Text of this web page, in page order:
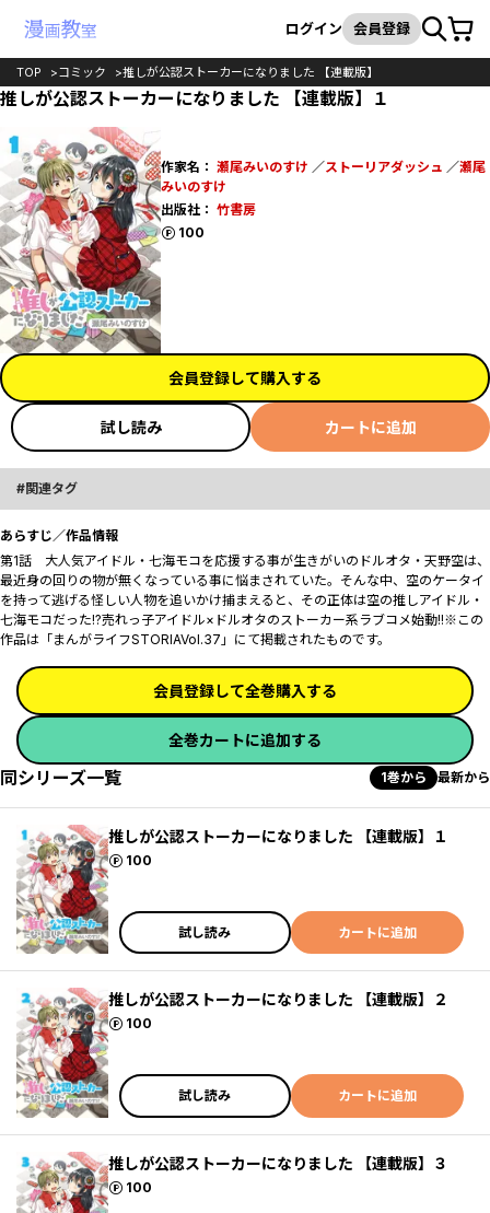
検索
ログイン 会員登録カート
TOP コミック 推しが公認ストーカーになりました 【連載版】
推しが公認ストーカーになりました 【連載版】１
作家名： 瀬尾みいのすけ ／ストーリアダッシュ ／瀬尾
みいのすけ
出版社： 竹書房
100
ポイント
会員登録して購入する
試し読み カートに追加
関連タグ
あらすじ／作品情報
第1話 大人気アイドル・七海モコを応援する事が生きがいのドルオタ・天野空は、
最近身の回りの物が無くなっている事に悩まされていた。そんな中、空のケータイ
を持って逃げる怪しい人物を追いかけ捕まえると、その正体は空の推しアイドル・
七海モコだった!?売れっ子アイドル×ドルオタのストーカー系ラブコメ始動!!※この
作品は「まんがライフSTORIAVol.37」にて掲載されたものです。
会員登録して全巻購入する
全巻カートに追加する
同シリーズ一覧 1巻から 最新から
推しが公認ストーカーになりました 【連載版】１
100
ポイント
試し読み カートに追加
推しが公認ストーカーになりました 【連載版】２
100
ポイント
試し読み カートに追加
推しが公認ストーカーになりました 【連載版】３
100
ポイント